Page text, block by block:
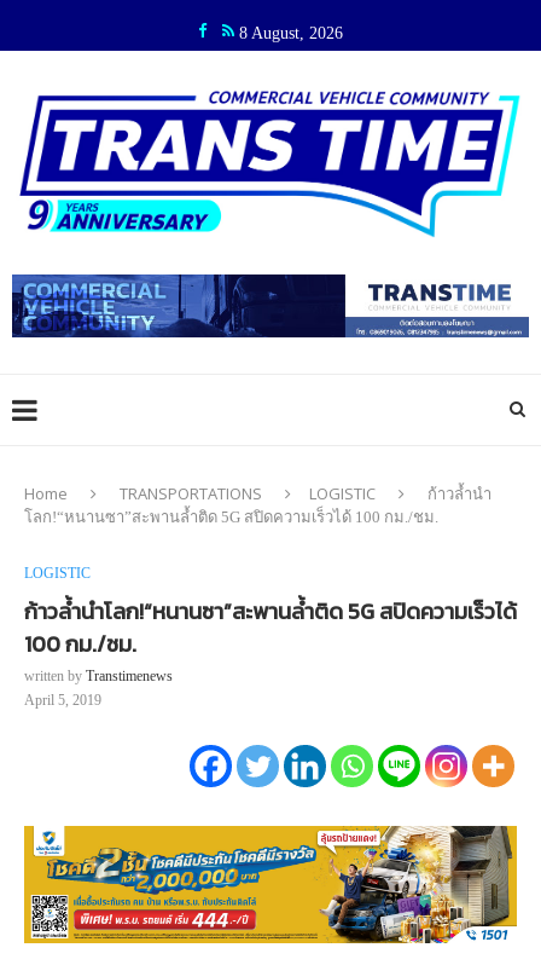
8 August, 2026
Home TRANSPORTATIONS LOGISTIC
ก้าวล้ำนำ
โลก!“หนานซา”สะพานล้ำติด 5G สปิดความเร็วได้ 100 กม./ชม.
LOGISTIC
ก้าวล้ำนำโลก!“หนานซา”สะพานล้ำติด 5G สปิดความเร็วได้
100 กม./ชม.
written by Transtimenews
April 5, 2019